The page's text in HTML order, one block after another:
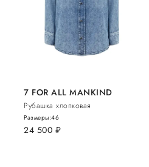
7 FOR ALL MANKIND
Рубашка хлопковая
24 500 руб.
Размеры:46